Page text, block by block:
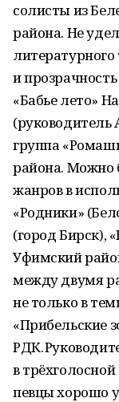
солисты из
района. Не
литературного
и
«Бабье лето»
(руководитель
группа
района. Можно
жанров в
«Родники»
(город Бирск),
Уфимский
между двумя
не только в
«Прибельские
РДК.
в
певцы хорошо